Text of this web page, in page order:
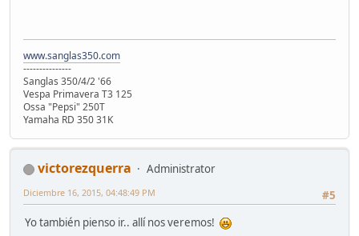
www.sanglas350.com
---------------
Sanglas 350/4/2 '66
Vespa Primavera T3 125
Ossa "Pepsi" 250T
Yamaha RD 350 31K
victorezquerra
Administrator
#5
Diciembre 16, 2015, 04:48:49 PM
Yo también pienso ir.. allí nos veremos!